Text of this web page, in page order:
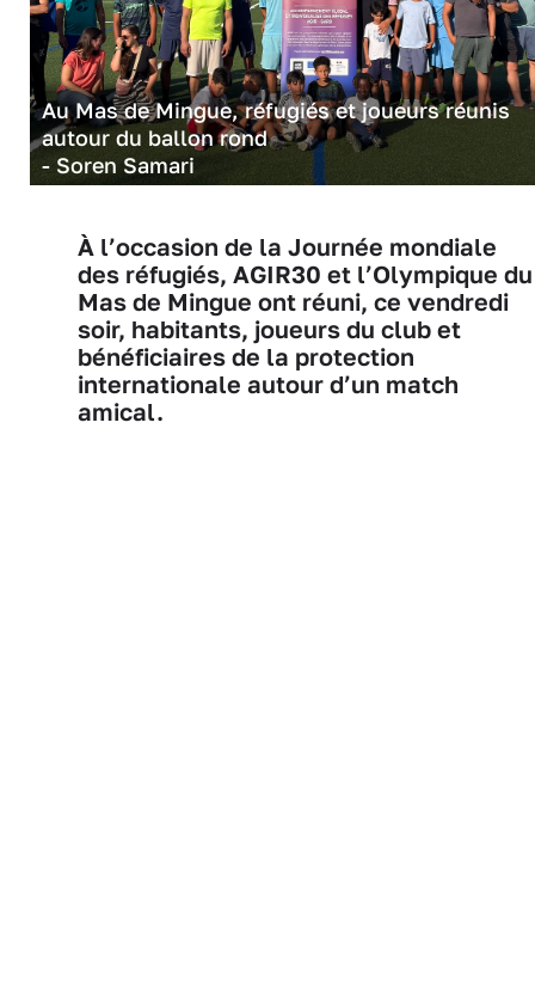
Au Mas de Mingue, réfugiés et joueurs réunis
autour du ballon rond
- Soren Samari
À l’occasion de la Journée mondiale
des réfugiés, AGIR30 et l’Olympique du
Mas de Mingue ont réuni, ce vendredi
soir, habitants, joueurs du club et
bénéficiaires de la protection
internationale autour d’un match
amical.